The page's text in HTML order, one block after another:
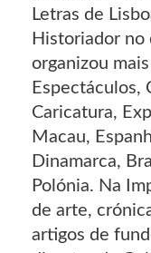
Letras de
Historiador no
organizou
Espectáculos,
Caricatura,
Macau,
Dinamarca,
Polónia. Na
de arte,
artigos de